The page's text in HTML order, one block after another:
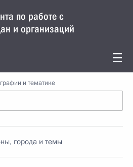
по работе с
и организаций
и тематике
города и темы